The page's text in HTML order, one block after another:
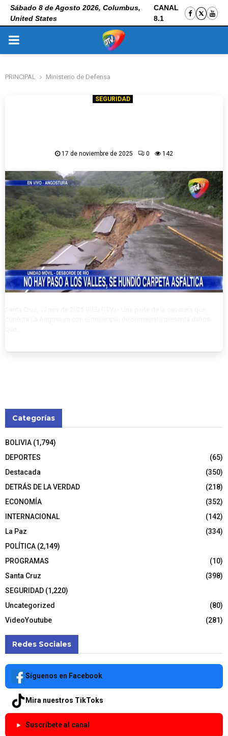
Sábado 8 de Agosto 2026, Columbus,
United States
CANAL
8.1
PRIMARY
PRINCIPAL Ministerio de Defensa
SEGURIDAD
17 de noviembre de 2025 0 142
Categorías
BOLIVIA (1,794)
DEPORTES
(65)
Destacada
(350)
DETRÁS DE LA VERDAD
(218)
ECONOMÍA
(352)
INTERNACIONAL
(142)
La Paz
(334)
POLÍTICA (2,149)
PROGRAMAS
(10)
Santa Cruz
(398)
SEGURIDAD (1,220)
Uncategorized
(80)
VideoYoutube
(281)
Redes Sociales
Síguenos en Facebook
Mira nuestros TikToks
Suscríbete al canal